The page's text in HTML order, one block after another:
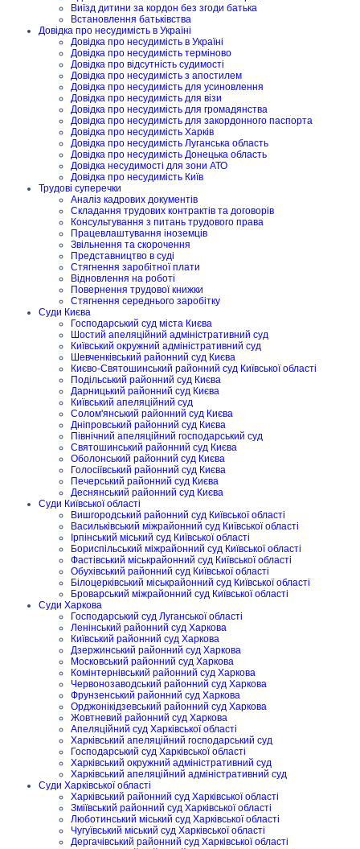
Виїзд дитини за кордон без згоди батька
Встановлення батьківства
Довідка про несудимість в Україні
Довідка про несудимість в Україні
Довідка про несудимість терміново
Довідка про відсутність судимості
Довідка про несудимість з апостилем
Довідка про несудимість для усиновлення
Довідка про несудимість для візи
Довідка про несудимість для громадянства
Довідка про несудимість для закордонного паспорта
Довідка про несудимість Харків
Довідка про несудимість Луганська область
Довідка про несудимість Донецька область
Довідка несудимості для зони АТО
Довідка про несудимість Київ
Трудові суперечки
Аналіз кадрових документів
Складання трудових контрактів та договорів
Консультування з питань трудового права
Працевлаштування іноземців
Звільнення та скорочення
Представництво в суді
Стягнення заробітної плати
Відновлення на роботі
Повернення трудової книжки
Стягнення середнього заробітку
Суди Києва
Господарський суд міста Києва
Шостий апеляційний адміністративний суд
Київський окружний адміністративний суд
Шевченківський районний суд Києва
Києво-Святошинський районний суд Київської області
Подільський районний суд Києва
Дарницький районний суд Києва
Київський апеляційний суд
Солом'янський районний суд Києва
Дніпровський районний суд Києва
Північний апеляційний господарський суд
Святошинський районний суд Києва
Оболонський районний суд Києва
Голосіївський районний суд Києва
Печерський районний суд Києва
Деснянський районний суд Києва
Суди Київської області
Вишгородський районний суд Київської області
Васильківський міжрайонний суд Київської області
Ірпінський міський суд Київської області
Бориспільський міжрайонний суд Київської області
Фастівський міськрайонний суд Київської області
Обухівський районний суд Київської області
Білоцерківський міськрайонний суд Київської області
Броварський міжрайонний суд Київської області
Суди Харкова
Господарський суд Луганської області
Ленінський районний суд Харкова
Київський районний суд Харкова
Дзержинський районний суд Харкова
Московський районний суд Харкова
Комінтернівський районний суд Харкова
Червонозаводський районний суд Харкова
Фрунзенський районний суд Харкова
Орджонікідзевський районний суд Харкова
Жовтневий районний суд Харкова
Апеляційний суд Харківської області
Харківський апеляційний господарський суд
Господарський суд Харківської області
Харківський окружний адміністративний суд
Харківський апеляційний адміністративний суд
Суди Харківської області
Харківський районний суд Харківської області
Зміївський районний суд Харківської області
Люботинський міський суд Харківської області
Чугуївський міський суд Харківської області
Дергачівський районний суд Харківської області